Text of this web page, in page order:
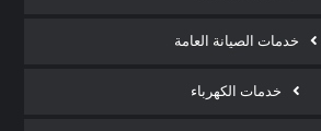
خدمات الصيانة العامة
خدمات الكهرباء